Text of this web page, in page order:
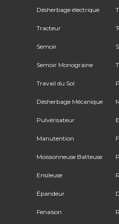
Désherbage électrique
Tracteur
Semoir
Semoir Monograine
Travail du Sol
Désherbage Mécanique
Pulvérisateur
Manutention
Moissonneuse Batteuse
Ensileuse
Épandeur
Fenaison